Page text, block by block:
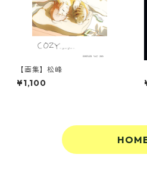
【画集】松峰
¥1,100